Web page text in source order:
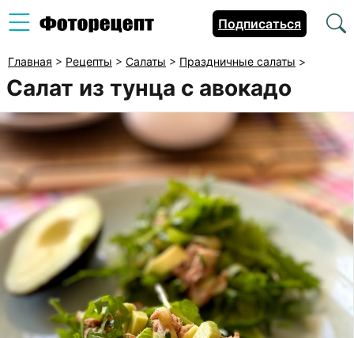
Подписаться
Главная > Рецепты > Салаты > Праздничные салаты >
Салат из тунца с авокадо